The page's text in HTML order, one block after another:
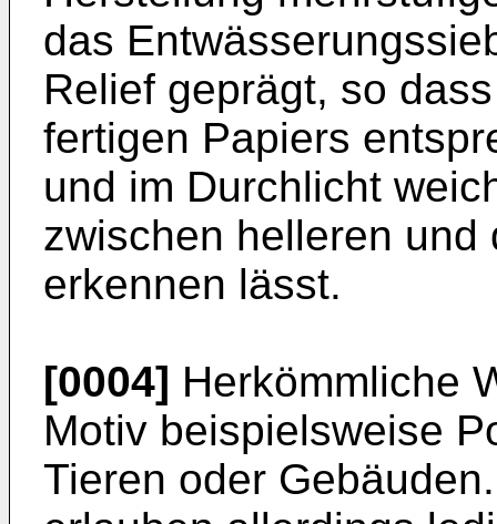
das
Relief geprägt, so
fertigen Papiers
und im Durchlicht
zwischen helleren
erkennen lässt.
[0004] Herkömmliche
Motiv beispielsweise
Tieren oder